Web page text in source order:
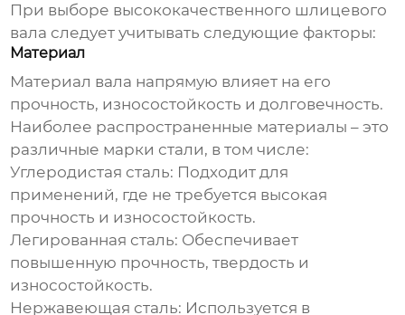
При выборе высококачественного шлицевого
вала следует учитывать следующие факторы:
Материал
Материал вала напрямую влияет на его
прочность, износостойкость и долговечность.
Наиболее распространенные материалы – это
различные марки стали, в том числе:
Углеродистая сталь: Подходит для
применений, где не требуется высокая
прочность и износостойкость.
Легированная сталь: Обеспечивает
повышенную прочность, твердость и
износостойкость.
Нержавеющая сталь: Используется в